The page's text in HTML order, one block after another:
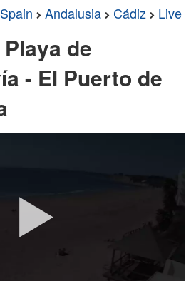
Spain Andalusia Cádiz Live
de
- El Puerto de